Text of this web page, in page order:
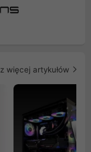
więcej artykułów